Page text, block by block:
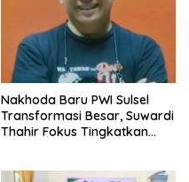
Nakhoda Baru PWI Sulsel
Transformasi Besar, Suwardi
Thahir Fokus Tingkatkan